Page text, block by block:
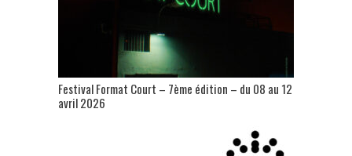
Festival Format Court – 7ème édition – du 08 au 12
avril 2026